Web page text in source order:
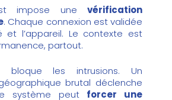
impose une vérification
. Chaque connexion est validée
et l’appareil. Le contexte est
partout.
bloque les intrusions. Un
brutal déclenche
système peut forcer une